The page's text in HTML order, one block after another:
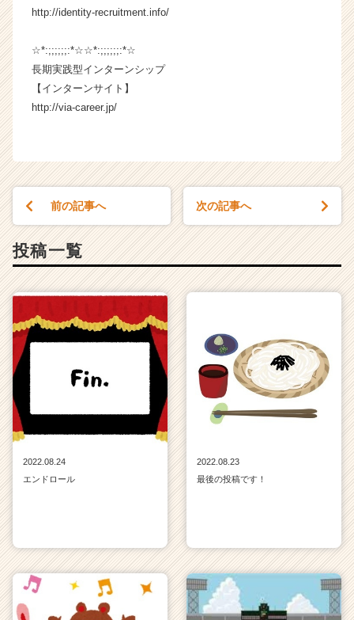
http://identity-recruitment.info/
☆*:;;;;;;:*☆☆*:;;;;;;:*☆
長期実践型インターンシップ
【インターンサイト】
http://via-career.jp/
前の記事へ 次の記事へ
投稿一覧
2022.08.24
エンドロール
2022.08.23
最後の投稿です！